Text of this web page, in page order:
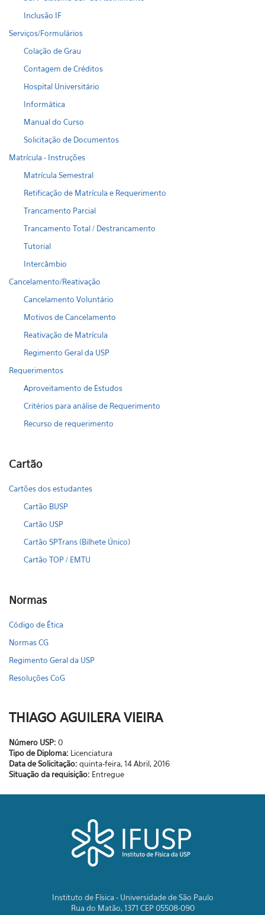
Inclusão IF
Serviços/Formulários
Colação de Grau
Contagem de Créditos
Hospital Universitário
Informática
Manual do Curso
Solicitação de Documentos
Matrícula - Instruções
Matrícula Semestral
Retificação de Matrícula e Requerimento
Trancamento Parcial
Trancamento Total / Destrancamento
Tutorial
Intercâmbio
Cancelamento/Reativação
Cancelamento Voluntário
Motivos de Cancelamento
Reativação de Matrícula
Regimento Geral da USP
Requerimentos
Aproveitamento de Estudos
Critérios para análise de Requerimento
Recurso de requerimento
Cartão
Cartões dos estudantes
Cartão BUSP
Cartão USP
Cartão SPTrans (Bilhete Único)
Cartão TOP / EMTU
Normas
Código de Ética
Normas CG
Regimento Geral da USP
Resoluções CoG
THIAGO AGUILERA VIEIRA
Número USP: 0
Tipo de Diploma: Licenciatura
Data de Solicitação: quinta-feira, 14 Abril, 2016
Situação da requisição: Entregue
Instituto de Física - Universidade de São Paulo
Rua do Matão, 1371 CEP 05508-090